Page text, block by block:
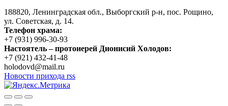
188820, Ленинградская обл., Выборгский р-н, пос. Рощино,
ул. Советская, д. 14.
Телефон храма:
+7 (931) 996-30-93
Настоятель – протоиерей Дионисий Холодов:
+7 (921) 432-41-48
holodovd@mail.ru
Новости прихода rss